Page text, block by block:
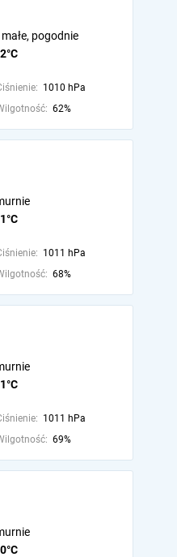
pogodnie
1010 hPa
62%
1011 hPa
68%
1011 hPa
69%